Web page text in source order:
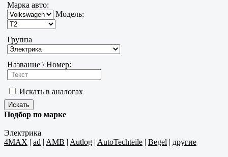
Марка авто:
Модель:
Группа
Название \ Номер:
Искать в аналогах
Подбор по марке
Электрика
4MAX | ad | AMB | Autlog | AutoTechteile | Begel | другие